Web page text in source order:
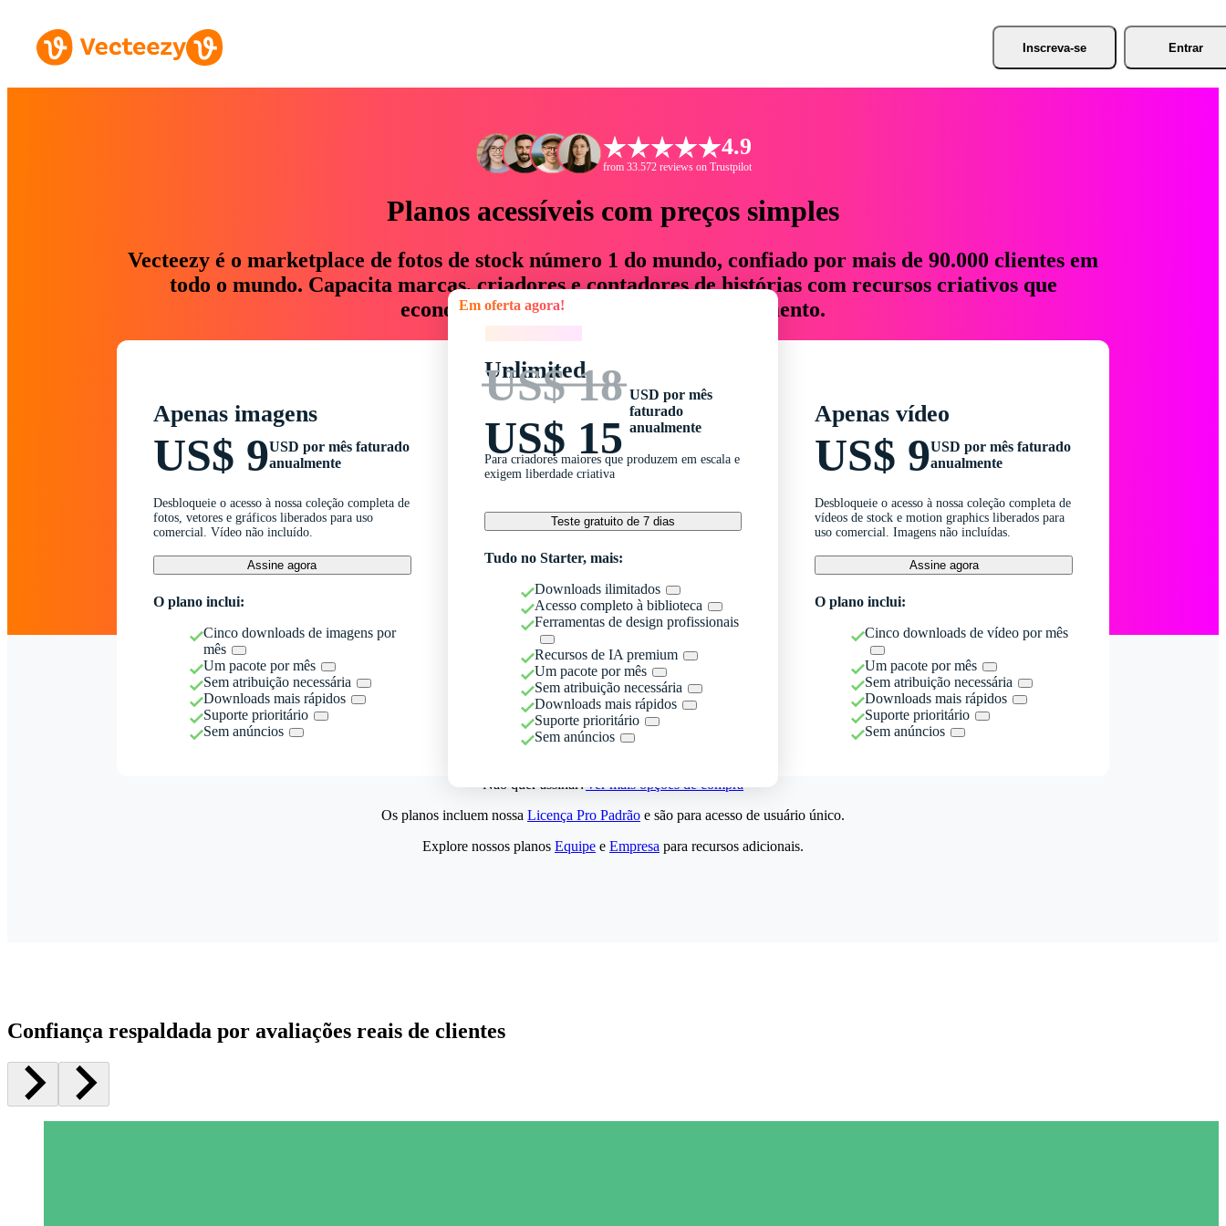
Inscreva-se Entrar
4.9
from 33.572 reviews on Trustpilot
Planos acessíveis com preços simples
Vecteezy é o marketplace de fotos de stock número 1 do mundo, confiado por mais de 90.000 clientes em
todo o mundo. Capacita marcas, criadores e contadores de histórias com recursos criativos que
economizam até 76% em tempo e orçamento.
Apenas imagens
US$ 9USD por mês faturado
anualmente
Desbloqueie o acesso à nossa coleção completa de
fotos, vetores e gráficos liberados para uso
comercial. Vídeo não incluído.
Assine agora
O plano inclui:
Cinco downloads de imagens por
mês
Um pacote por mês
Sem atribuição necessária
Downloads mais rápidos
Suporte prioritário
Sem anúncios
Em oferta agora!
Unlimited
US$ 18
US$ 15
USD por mês
faturado
anualmente
Para criadores maiores que produzem em escala e
exigem liberdade criativa
Teste gratuito de 7 dias
Tudo no Starter, mais:
Downloads ilimitados
Acesso completo à biblioteca
Ferramentas de design profissionais
Recursos de IA premium
Um pacote por mês
Sem atribuição necessária
Downloads mais rápidos
Suporte prioritário
Sem anúncios
Apenas vídeo
US$ 9USD por mês faturado
anualmente
Desbloqueie o acesso à nossa coleção completa de
vídeos de stock e motion graphics liberados para
uso comercial. Imagens não incluídas.
Assine agora
O plano inclui:
Cinco downloads de vídeo por mês
Um pacote por mês
Sem atribuição necessária
Downloads mais rápidos
Suporte prioritário
Sem anúncios
Não quer assinar?Ver mais opções de compra
Os planos incluem nossa Licença Pro Padrão e são para acesso de usuário único.
Explore nossos planos Equipe e Empresa para recursos adicionais.
Confiança respaldada por avaliações reais de clientes